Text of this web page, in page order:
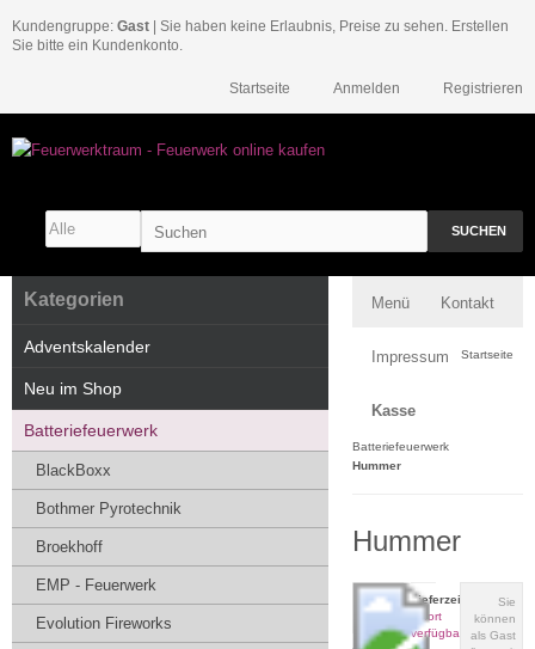
Kundengruppe: Gast | Sie haben keine Erlaubnis, Preise zu sehen. Erstellen
Sie bitte ein Kundenkonto.
Registrieren
Anmelden
Startseite
SUCHEN
Menü Kontakt
Impressum
Kasse
Startseite
Batteriefeuerwerk
Hummer
Hummer
Sie
können
als Gast
Lieferzeit:
sofort
verfügbar
Kategorien
Adventskalender
Neu im Shop
Batteriefeuerwerk
BlackBoxx
Bothmer Pyrotechnik
Broekhoff
EMP - Feuerwerk
Evolution Fireworks